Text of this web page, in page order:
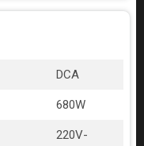
DCA
680W
220V-